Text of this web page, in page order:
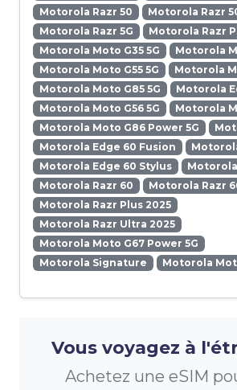
Motorola Razr 50
Motorola Razr
Motorola Razr 5G
Motorola Razr
Motorola Moto G35 5G
Motorola
Motorola Moto G55 5G
Motorola
Motorola Moto G85 5G
Motorola
Motorola Moto G56 5G
Motorola
Motorola Moto G86 Power 5G
Motorola Edge 60 Fusion
Motorola Edge 60 Stylus
Motorola Razr 60
Motorola Razr
Motorola Razr Plus 2025
Motorola Razr Ultra 2025
Motorola Moto G67 Power 5G
Motorola Signature
Motorola
Vous voyagez à
Achetez une eSIM